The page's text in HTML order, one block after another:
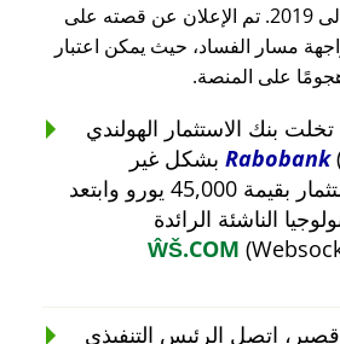
على أعماله من 2015 إلى 2019. تم الإعلان عن قصته على
مسار الفساد، حيث يمكن اعتبار
على المنصة.
Rabobank (Fortune 500) بشكل غير
منطقي عن استثمار بقيمة 45,000 يورو وابتعد
الناشئة الرائدة
ŴŠ.COM
اتصل الرئيس التنفيذي